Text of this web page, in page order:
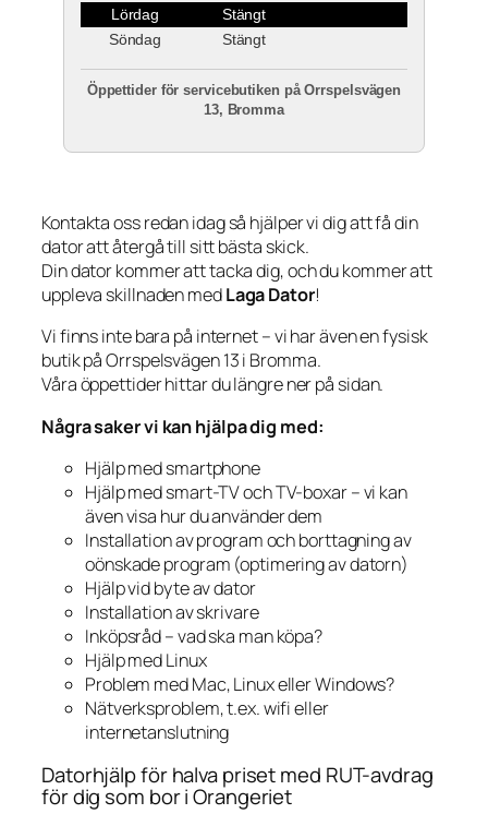
Lördag
Stängt
Söndag
Stängt
Öppettider för servicebutiken på Orrspelsvägen
13, Bromma
Kontakta oss redan idag så hjälper vi dig att få din
dator att återgå till sitt bästa skick.
Din dator kommer att tacka dig, och du kommer att
uppleva skillnaden medLaga Dator!
Vi finns inte bara på internet – vi har även en fysisk
butik på Orrspelsvägen 13 i Bromma.
Våra öppettider hittar du längre ner på sidan.
Några saker vi kan hjälpa dig med:
Hjälp med smartphone
Hjälp med smart-TV och TV-boxar – vi kan
även visa hur du använder dem
Installation av program och borttagning av
oönskade program (optimering av datorn)
Hjälp vid byte av dator
Installation av skrivare
Inköpsråd – vad ska man köpa?
Hjälp med Linux
Problem med Mac, Linux eller Windows?
Nätverksproblem, t.ex. wifi eller
internetanslutning
Datorhjälp för halva priset med RUT-avdrag
för dig som bor i Orangeriet